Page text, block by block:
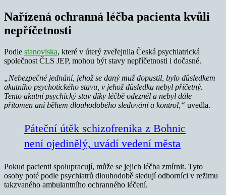
Nařízená ochranná léčba pacienta kvůli
nepříčetnosti
Podle stanoviska, které v úterý zveřejnila Česká psychiatrická
společnost ČLS JEP, mohou být stavy nepříčetnosti i dočasné.
„Nebezpečné jednání, jehož se daný muž dopustil, bylo důsledkem
akutního psychotického stavu, v jehož důsledku nebyl příčetný.
Tento akutní psychický stav díky léčbě odezněl a nebyl dále
přítomen ani během dlouhodobého sledování a kontrol,“ uvedla.
Páteční útěk schizofrenika z Bohnic
není ojedinělý, uvádí vedení města
Pokud pacienti spolupracují, může se jejich léčba zmírnit. Tyto
osoby poté podle psychiatrů dlouhodobě sledují odborníci v režimu
takzvaného ambulantního ochranného léčení.